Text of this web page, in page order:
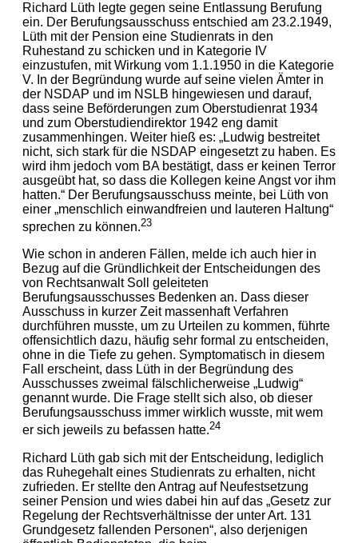
Richard Lüth legte gegen seine Entlassung Berufung
ein. Der Berufungsausschuss entschied am 23.2.1949,
Lüth mit der Pension eine Studienrats in den
Ruhestand zu schicken und in Kategorie IV
einzustufen, mit Wirkung vom 1.1.1950 in die Kategorie
V. In der Begründung wurde auf seine vielen Ämter in
der NSDAP und im NSLB hingewiesen und darauf,
dass seine Beförderungen zum Oberstudienrat 1934
und zum Oberstudiendirektor 1942 eng damit
zusammenhingen. Weiter hieß es: „Ludwig bestreitet
nicht, sich stark für die NSDAP eingesetzt zu haben. Es
wird ihm jedoch vom BA bestätigt, dass er keinen Terror
ausgeübt hat, so dass die Kollegen keine Angst vor ihm
hatten.“ Der Berufungsausschuss meinte, bei Lüth von
einer „menschlich einwandfreien und lauteren Haltung“
sprechen zu können.23
Wie schon in anderen Fällen, melde ich auch hier in
Bezug auf die Gründlichkeit der Entscheidungen des
von Rechtsanwalt Soll geleiteten
Berufungsausschusses Bedenken an. Dass dieser
Ausschuss in kurzer Zeit massenhaft Verfahren
durchführen musste, um zu Urteilen zu kommen, führte
offensichtlich dazu, häufig sehr formal zu entscheiden,
ohne in die Tiefe zu gehen. Symptomatisch in diesem
Fall erscheint, dass Lüth in der Begründung des
Ausschusses zweimal fälschlicherweise „Ludwig“
genannt wurde. Die Frage stellt sich also, ob dieser
Berufungsausschuss immer wirklich wusste, mit wem
er sich jeweils zu befassen hatte.24
Richard Lüth gab sich mit der Entscheidung, lediglich
das Ruhegehalt eines Studienrats zu erhalten, nicht
zufrieden. Er stellte den Antrag auf Neufestsetzung
seiner Pension und wies dabei hin auf das „Gesetz zur
Regelung der Rechtsverhältnisse der unter Art. 131
Grundgesetz fallenden Personen“, also derjenigen